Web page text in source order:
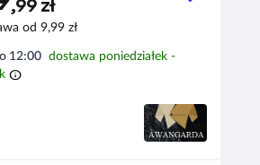
,99 zł
od 9,99 zł
12:00 dostawa poniedziałek -
info